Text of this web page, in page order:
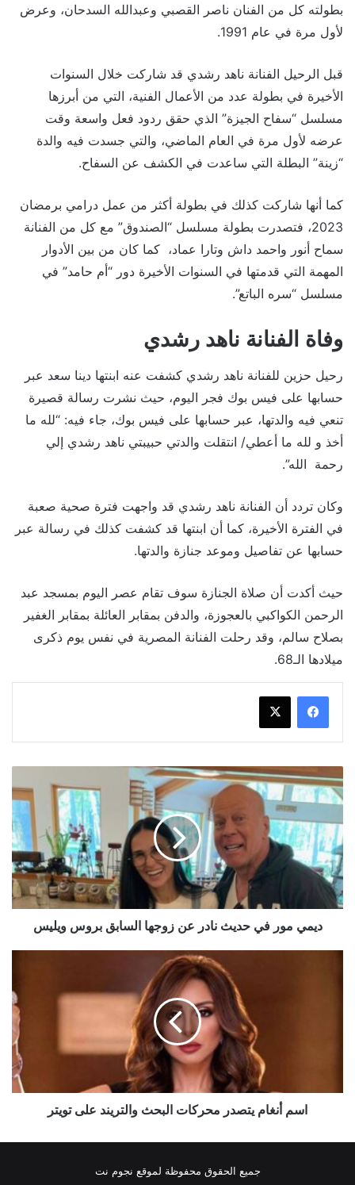
بطولته كل من الفنان ناصر القصبي وعبدالله السدحان، وعرض
لأول مرة في عام 1991.
قبل الرحيل الفنانة ناهد رشدي قد شاركت خلال السنوات
الأخيرة في بطولة عدد من الأعمال الفنية، التي من أبرزها
مسلسل “سفاح الجيزة” الذي حقق ردود فعل واسعة وقت
عرضه لأول مرة في العام الماضي، والتي جسدت فيه والدة
“زينة” البطلة التي ساعدت في الكشف عن السفاح.
كما أنها شاركت كذلك في بطولة أكثر من عمل درامي برمضان
2023، فتصدرت بطولة مسلسل “الصندوق” مع كل من الفنانة
سماح أنور واحمد داش وتارا عماد، كما كان من بين الأدوار
المهمة التي قدمتها في السنوات الأخيرة دور “أم حامد” في
مسلسل “سره الباتع”.
وفاة الفنانة ناهد رشدي
رحيل حزين للفنانة ناهد رشدي كشفت عنه ابنتها دينا سعد عبر
حسابها على فيس بوك فجر اليوم، حيث نشرت رسالة قصيرة
تنعي فيه والدتها، عبر حسابها على فيس بوك، جاء فيه: “لله ما
أخذ و لله ما أعطي/ انتقلت والدتي حبيبتي ناهد رشدي إلي
رحمة الله”.
وكان تردد أن الفنانة ناهد رشدي قد واجهت فترة صحية صعبة
في الفترة الأخيرة، كما أن ابنتها قد كشفت كذلك في رسالة عبر
حسابها عن تفاصيل وموعد جنازة والدتها.
حيث أكدت أن صلاة الجنازة سوف تقام عصر اليوم بمسجد عبد
الرحمن الكواكبي بالعجوزة، والدفن بمقابر العائلة بمقابر الغفير
بصلاح سالم، وقد رحلت الفنانة المصرية في نفس يوم ذكرى
ميلادها الـ68.
ديمي
مور
في
حديث
نادر
عن
زوجها
السابق
بروس
ويليسديمي مور في حديث نادر عن زوجها السابق بروس ويليس
اسم أنغام يتصدر محركات البحث والتريند على تويتر
جميع الحقوق محفوظة لموقع نجوم نت